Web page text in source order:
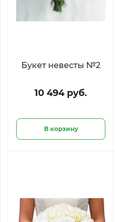
Букет невесты №2
10 494 руб.
В корзину